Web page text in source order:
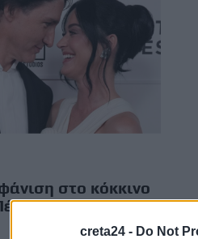
creta24 - Do Not
στο κόκκινο
και τον Τζάστιν